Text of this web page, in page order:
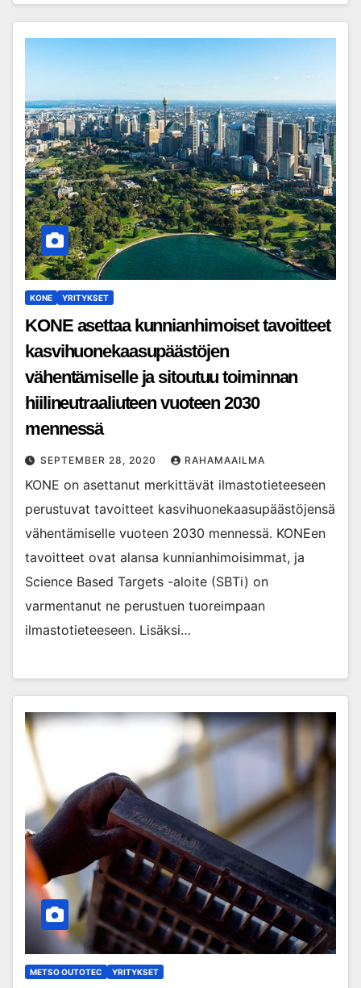
KONE YRITYKSET
KONE asettaa kunnianhimoiset tavoitteet
kasvihuonekaasupäästöjen
vähentämiselle ja sitoutuu toiminnan
hiilineutraaliuteen vuoteen 2030
mennessä
SEPTEMBER 28, 2020 RAHAMAAILMA
KONE on asettanut merkittävät ilmastotieteeseen
perustuvat tavoitteet kasvihuonekaasupäästöjensä
vähentämiselle vuoteen 2030 mennessä. KONEen
tavoitteet ovat alansa kunnianhimoisimmat, ja
Science Based Targets -aloite (SBTi) on
varmentanut ne perustuen tuoreimpaan
ilmastotieteeseen. Lisäksi…
METSO OUTOTEC YRITYKSET